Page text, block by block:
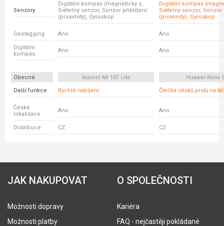
Senzory
Digitální kompas (magnetický s,
Světelný senzor, Senzor přiblížení
(proximity), Gyroskop
Digitální kompas
Světelný senzor,
(proximity), Gyroskop
Geotagging Ano Ano
Digitální
kompas
Ano Ano
Obecné Xiaomi Mi 10T Lite
Huawei Nova
Další funkce
Rychlé nabíjení Čtečka otisků prstů na
Česká
lokalizace
Ano Ano
Distribuce CZ CZ
JAK NAKUPOVAT
Možnosti dopravy
Možnosti platby
O SPOLEČNOSTI
Kariéra
FAQ - nejčastěji pokládané